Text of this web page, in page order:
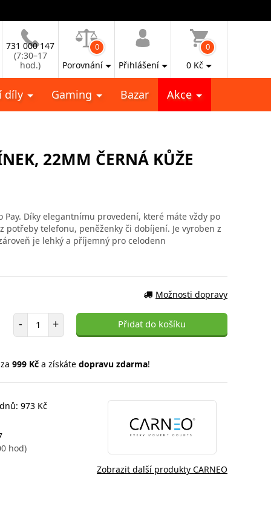
731 000 147
(7:30–17
hod.)
0
Porovnání Přihlášení
0
0 Kč
díly Gaming Bazar Akce
22MM ČERNÁ KŮŽE
Díky elegantnímu provedení, které máte vždy po
telefonu, peněženky či dobíjení. Je vyroben z
je lehký a příjemný pro celodenn
Možnosti dopravy
- Počet položek
+ Přidat do košíku
999 Kča získáte dopravu zdarma!
973 Kč
hod)
Zobrazit další produkty CARNEO